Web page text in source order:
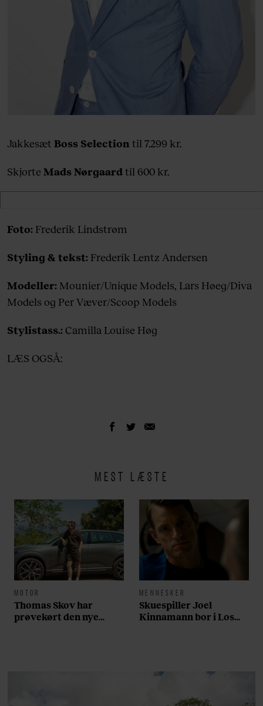
Jakkesæt Boss Selection til 7.299 kr.
Skjorte Mads Nørgaardtil 600 kr.
Foto: Frederik Lindstrøm
Styling & tekst: Frederik Lentz Andersen
Modeller: Mounier/Unique Models, Lars Høeg/Diva
Models og Per Væver/Scoop Models
Stylistass.: Camilla Louise Høg
LÆS OGSÅ:
MEST LÆSTE
MOTOR
Thomas Skov har
prøvekørt den nye
MENNESKER
Skuespiller Joel
Kinnamann bor i Los
morgen”